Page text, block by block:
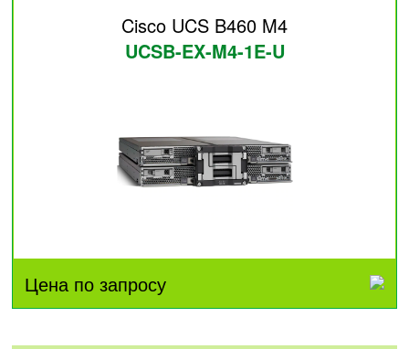
Cisco UCS B460 M4
UCSB-EX-M4-1E-U
Цена по запросу